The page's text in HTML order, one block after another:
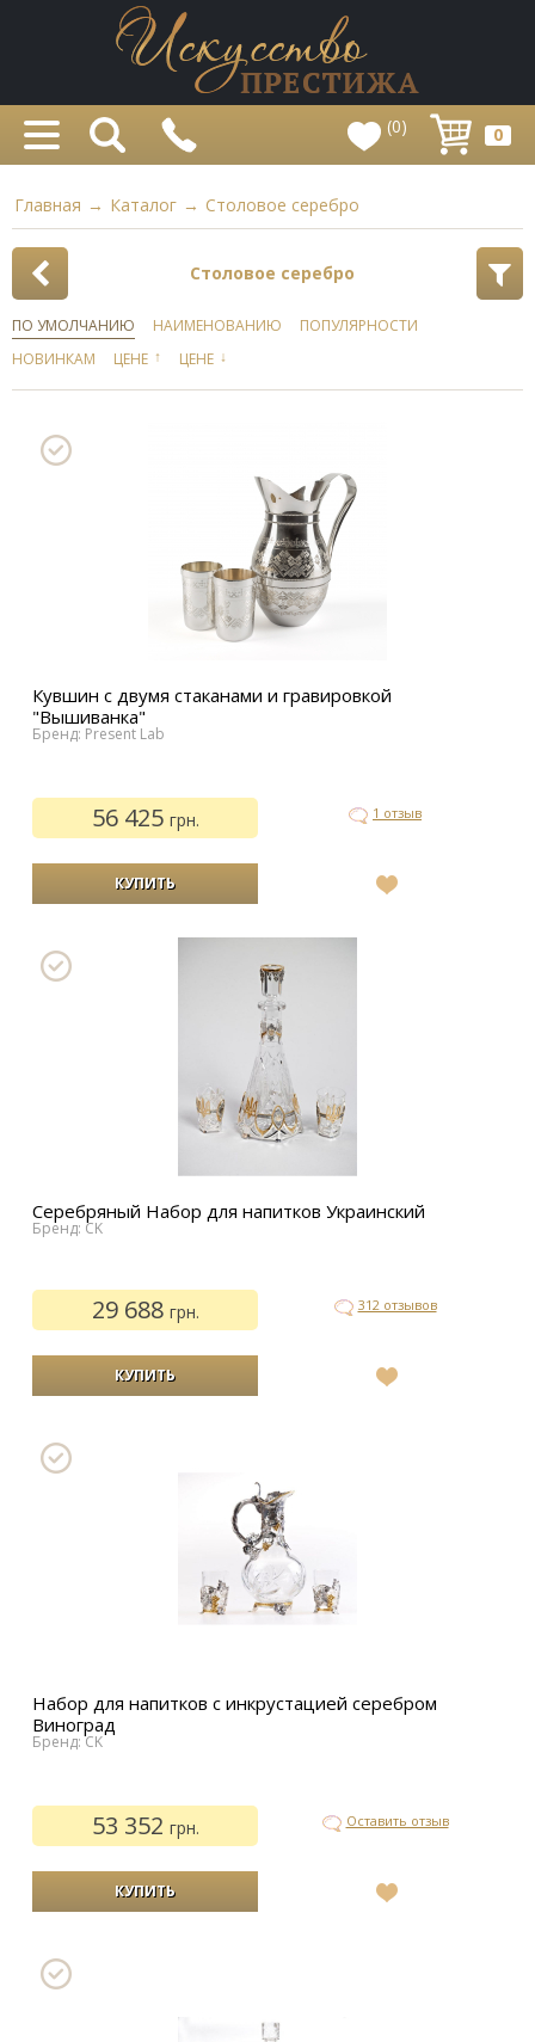
(0) 0
Главная → Каталог → Столовое серебро
Столовое серебро
ПО УМОЛЧАНИЮ НАИМЕНОВАНИЮ
ПОПУЛЯРНОСТИ
НОВИНКАМ
ЦЕНЕ ↑ ЦЕНЕ ↓
Кувшин с двумя стаканами и гравировкой
"Вышиванка"
Бренд: Present Lab
56 425 грн. 1 отзыв
Серебряный Набор для напитков Украинский
Бренд: CK
29 688 грн. 312 отзывов
Набор для напитков с инкрустацией серебром
Виноград
Бренд: CK
53 352 грн. Оставить отзыв